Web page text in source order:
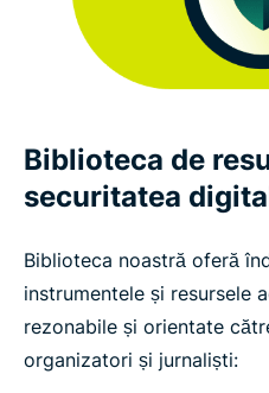
Biblioteca de
securitatea
Biblioteca noastră oferă
instrumentele și resursele
rezonabile și orientate
organizatori și jurnaliști: